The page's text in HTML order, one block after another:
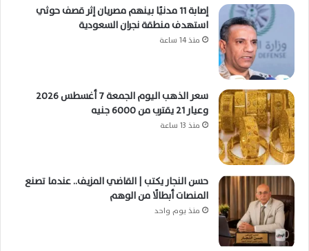
إصابة 11 مدنيًا بينهم مصريان إثر قصف حوثي
استهدف منطقة نجران السعودية
منذ 14 ساعة
سعر الذهب اليوم الجمعة 7 أغسطس 2026
وعيار 21 يقترب من 6000 جنيه
منذ 13 ساعة
حسن النجار يكتب | القاضي المزيف.. عندما تصنع
المنصات أبطالًا من الوهم
منذ يوم واحد